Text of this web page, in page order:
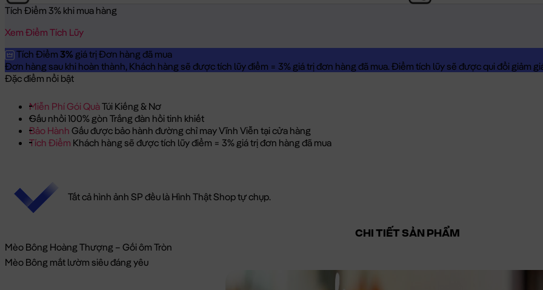
Tích Điểm 3% khi mua hàng
Xem Điểm Tích Lũy
Tích Điểm 3% giá trị Đơn hàng đã mua
Đơn hàng sau khi hoàn thành, Khách hàng sẽ được tích lũy điểm = 3% giá trị đơn hàng đã mua. Điểm tích lũy sẽ được qui đổi giảm
Đặc điểm nổi bật
Miễn Phí Gói QuàTúi Kiếng & Nơ
Gấu nhồi 100% gòn Trắng đàn hồi tinh khiết
Bảo Hành Gấu được bảo hành đường chỉ may Vĩnh Viễn tại cửa hàng
Tích Điểm Khách hàng sẽ được tích lũy điểm = 3% giá trị đơn hàng đã mua
Tất cả hình ảnh SP đều là Hình Thật Shop tự chụp.
CHI TIẾT SẢN PHẨM
Mèo Bông Hoàng Thượng – Gối ôm Tròn
Mèo Bông mắt lườm siêu đáng yêu